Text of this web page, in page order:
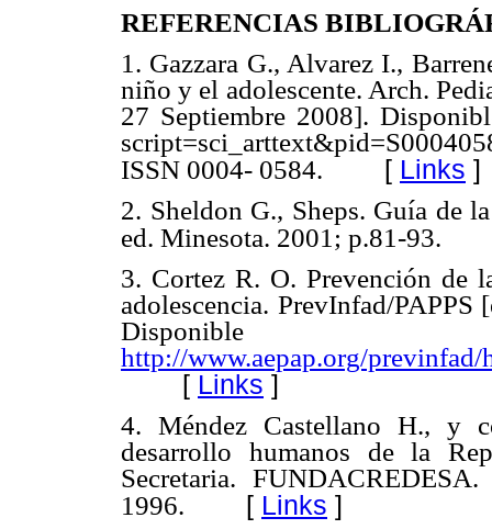
REFERENCIAS
1. Gazzara G., Alvarez I.,
niño y el adolescente. Arch.
27 Septiembre 2008].
ISSN 0004- 0584. [ Links ]
2. Sheldon G., Sheps. Guía de
ed. Minesota. 2001; p.81-93.
3. Cortez R. O. Prevención de
adolescencia. PrevInfad/
http://www.aepap.org/
[ Links ]
4. Méndez Castellano H., y
desarrollo humanos de la
Secretaria. FUNDACREDESA.
1996. [ Links ]